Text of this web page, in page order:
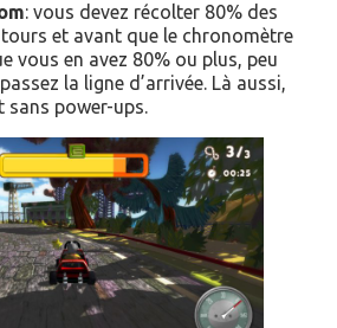
: vous devez récolter 80% des
et avant que le chronomètre
vous en avez 80% ou plus, peu
la ligne d’arrivée. Là aussi,
sans power-ups.